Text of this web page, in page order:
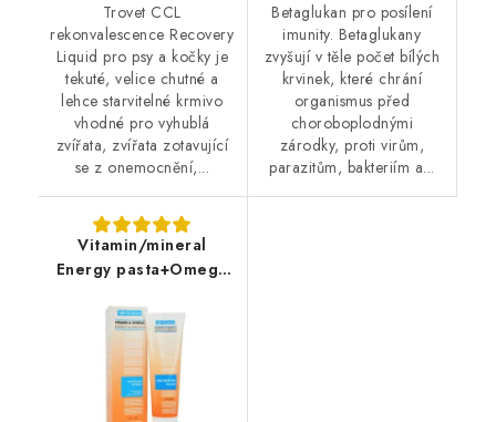
Trovet CCL
rekonvalescence Recovery
Liquid pro psy a kočky je
tekuté, velice chutné a
lehce starvitelné krmivo
vhodné pro vyhublá
zvířata, zvířata zotavující
se z onemocnění,...
Betaglukan pro posílení
imunity. Betaglukany
zvyšují v těle počet bílých
krvinek, které chrání
organismus před
choroboplodnými
zárodky, proti virům,
parazitům, bakteriím a...
Vitamin/mineral
Energy pasta+Omega